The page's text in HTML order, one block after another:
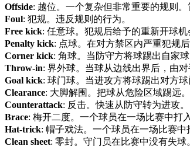
Offside: 越位。一个复杂但非常重要的规则
Foul: 犯规。违反规则的行为。
Free kick: 任意球。犯规后给予的重新开球机
Penalty kick: 点球。在对方禁区内严重犯规
Corner kick: 角球。当防守方将球踢出自家
Throw-in: 界外球。当球从边线出界后，由对
Goal kick: 球门球。当进攻方将球踢出对方
Clearance: 大脚解围。把球从危险区域踢远。
Counterattack: 反击。快速从防守转为进攻。
Brace: 梅开二度。一个球员在一场比赛中打
Hat-trick: 帽子戏法。一个球员在一场比赛中
Clean sheet: 零封。守门员在比赛中没有失球